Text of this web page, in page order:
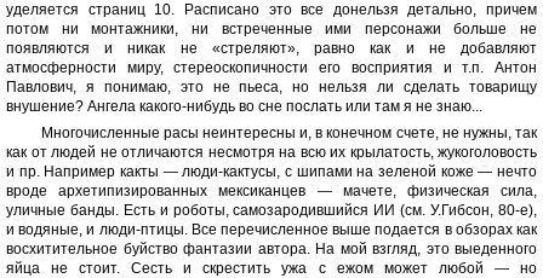
уделяется страниц 10. Расписано это все донельзя детально, причем
потом ни монтажники, ни встреченные ими персонажи больше не
появляются и никак не «стреляют», равно как и не добавляют
атмосферности миру, стереоскопичности его восприятия и т.п. Антон
Павлович, я понимаю, это не пьеса, но нельзя ли сделать товарищу
внушение? Ангела какого-нибудь во сне послать или там я не знаю...
Многочисленные расы неинтересны и, в конечном счете, не нужны, так
как от людей не отличаются несмотря на всю их крылатость, жукоголовость
и пр. Например какты — люди-кактусы, с шипами на зеленой коже — нечто
вроде архетипизированных мексиканцев — мачете, физическая сила,
уличные банды. Есть и роботы, самозародившийся ИИ (см. У.Гибсон, 80-е),
и водяные, и люди-птицы. Все перечисленное выше подается в обзорах как
восхитительное буйство фантазии автора. На мой взгляд, это выеденного
яйца не стоит. Сесть и скрестить ужа с ежом может любой — но